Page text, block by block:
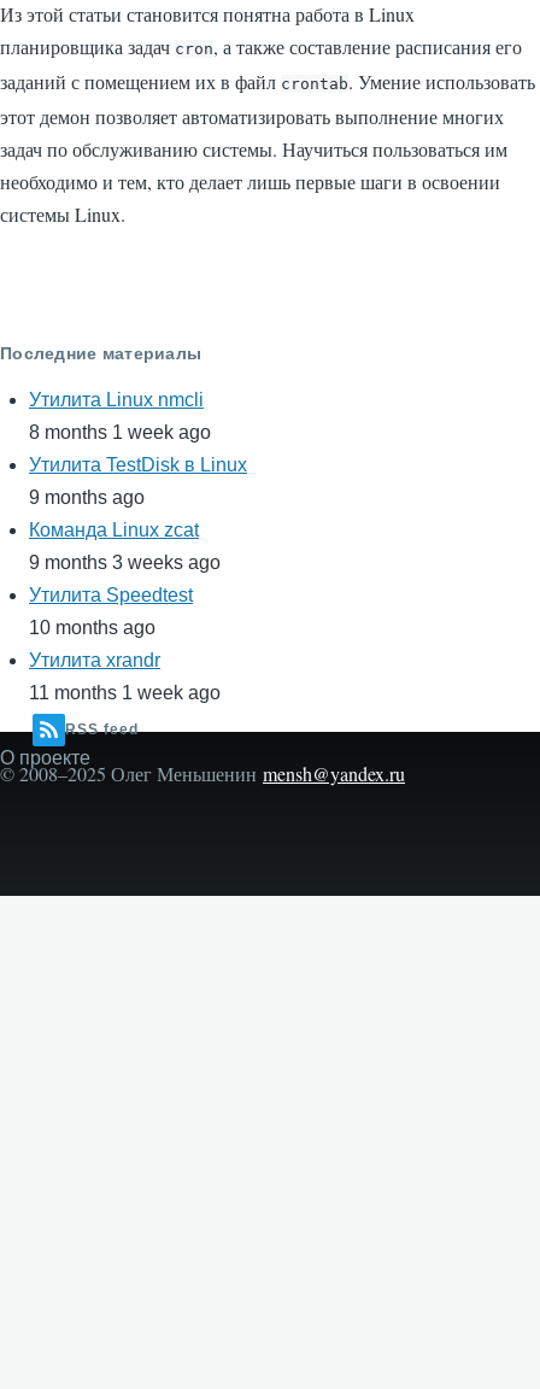
Из этой статьи становится понятна работа в Linux
планировщика задач cron, а также составление расписания его
заданий с помещением их в файл crontab. Умение использовать
этот демон позволяет автоматизировать выполнение многих
задач по обслуживанию системы. Научиться пользоваться им
необходимо и тем, кто делает лишь первые шаги в освоении
системы Linux.
Последние материалы
Утилита Linux nmcli
8 months 1 week ago
Утилита TestDisk в Linux
9 months ago
Команда Linux zcat
9 months 3 weeks ago
Утилита Speedtest
10 months ago
Утилита xrandr
11 months 1 week ago
RSS feed
Secondary
menu
О проекте
© 2008–2025 Олег Меньшенин mensh@yandex.ru